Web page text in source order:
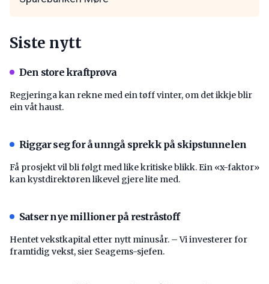
Siste nytt
Den store kraftprøva
Regjeringa kan rekne med ein tøff vinter, om det ikkje blir
ein våt haust.
Riggar seg for å unngå sprekk på skipstunnelen
Få prosjekt vil bli følgt med like kritiske blikk. Ein «x-faktor»
kan kystdirektøren likevel gjere lite med.
Satser nye millioner på restråstoff
Hentet vekstkapital etter nytt minusår. – Vi investerer for
framtidig vekst, sier Seagems-sjefen.